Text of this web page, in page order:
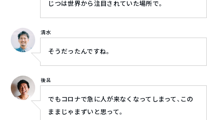
じつは世界から注目されていた場所で。
清水
そうだったんですね。
後呂
でもコロナで急に人が来なくなってしまって、この
ままじゃまずいと思って。